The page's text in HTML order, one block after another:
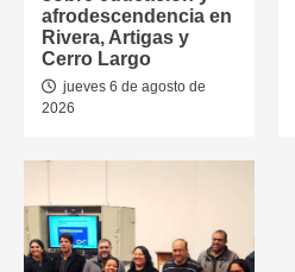
afrodescendencia en
Rivera, Artigas y
Cerro Largo
jueves 6 de agosto de
2026